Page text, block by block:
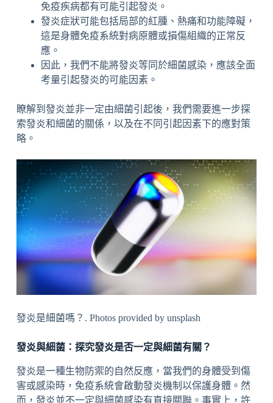
免疫疾病都有可能引起發炎。
發炎症狀可能包括局部的紅腫、熱痛和功能障礙，
這是身體免疫系統對病原體或損傷組織的正常反
應。
因此，我們不能將發炎等同於細菌感染，應該全面
考量引起發炎的可能因素。
瞭解到發炎並非一定由細菌引起後，我們需要進一步探
索發炎和細菌的關係，以及在不同引起因素下的應對策
略。
發炎是細菌嗎？. Photos provided by unsplash
發炎與細菌：探究發炎是否一定與細菌有關？
發炎是一種生物防禦的自然反應，當我們的身體受到傷
害或感染時，免疫系統會啟動發炎機制以保護身體。然
而，發炎並不一定與細菌感染有直接關聯。事實上，許